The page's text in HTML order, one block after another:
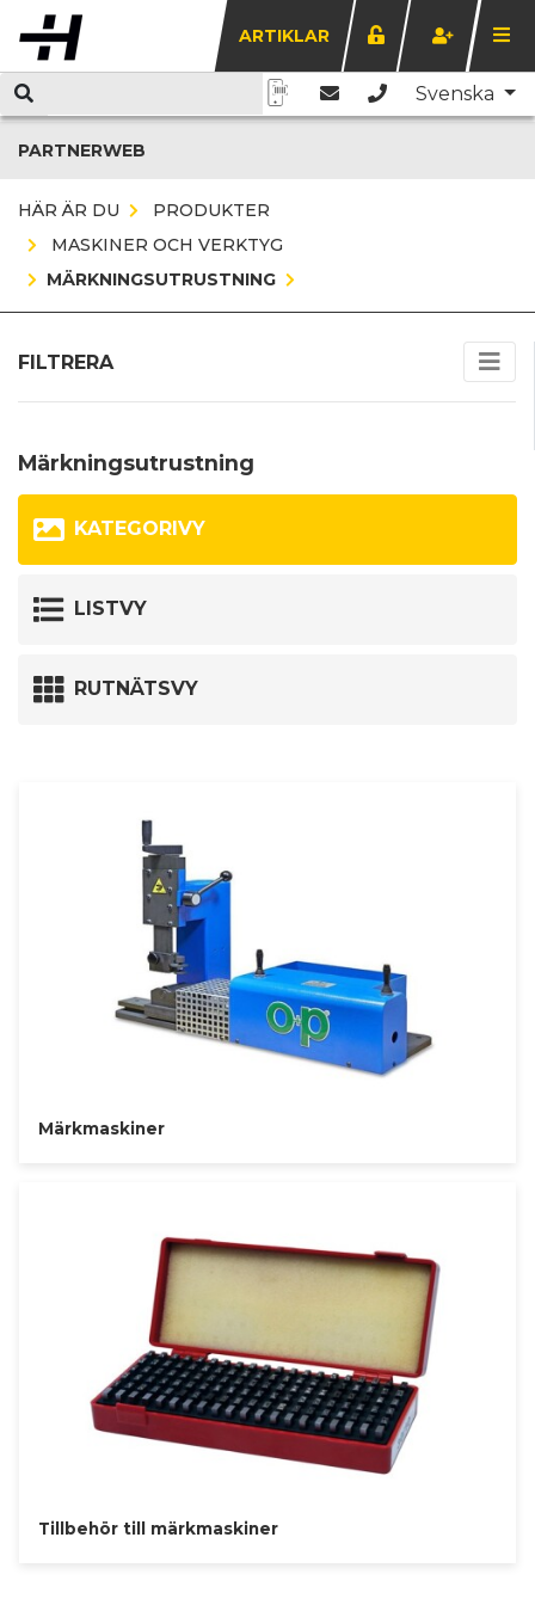
ARTIKLAR
Svenska
PARTNERWEB
HÄR ÄR DU
PRODUKTER
MASKINER OCH VERKTYG
MÄRKNINGSUTRUSTNING
FILTRERA
Märkningsutrustning
KATEGORIVY
LISTVY
RUTNÄTSVY
Märkmaskiner
Tillbehör till märkmaskiner